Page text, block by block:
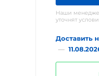
Наши
уточнят
Доставить
—